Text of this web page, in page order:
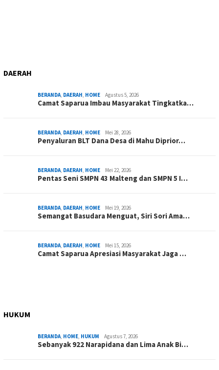
DAERAH
BERANDA, DAERAH, HOME Agustus 5, 2026
Camat Saparua Imbau Masyarakat Tingkatka…
BERANDA, DAERAH, HOME Mei 28, 2026
Penyaluran BLT Dana Desa di Mahu Diprior…
BERANDA, DAERAH, HOME Mei 22, 2026
Pentas Seni SMPN 43 Malteng dan SMPN 5 I…
BERANDA, DAERAH, HOME Mei 19, 2026
Semangat Basudara Menguat, Siri Sori Ama…
BERANDA, DAERAH, HOME Mei 15, 2026
Camat Saparua Apresiasi Masyarakat Jaga …
HUKUM
BERANDA, HOME, HUKUM Agustus 7, 2026
Sebanyak 922 Narapidana dan Lima Anak Bi…